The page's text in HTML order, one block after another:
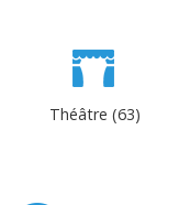
Théâtre (63)